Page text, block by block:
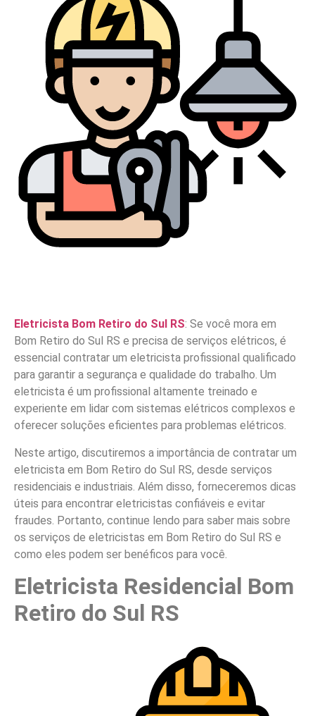
Eletricista Bom Retiro do Sul RS: Se você mora em
Bom Retiro do Sul RS e precisa de serviços elétricos, é
essencial contratar um eletricista profissional qualificado
para garantir a segurança e qualidade do trabalho. Um
eletricista é um profissional altamente treinado e
experiente em lidar com sistemas elétricos complexos e
oferecer soluções eficientes para problemas elétricos.
Neste artigo, discutiremos a importância de contratar um
eletricista em Bom Retiro do Sul RS, desde serviços
residenciais e industriais. Além disso, forneceremos dicas
úteis para encontrar eletricistas confiáveis e evitar
fraudes. Portanto, continue lendo para saber mais sobre
os serviços de eletricistas em Bom Retiro do Sul RS e
como eles podem ser benéficos para você.
Eletricista Residencial Bom
Retiro do Sul RS